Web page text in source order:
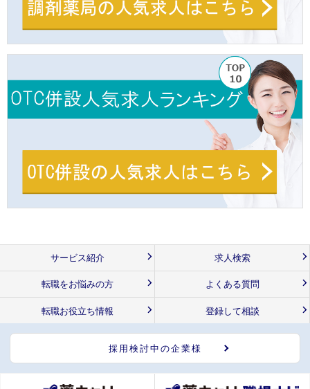
サービス紹介 求人検索
転職をお悩みの方 よくある質問
転職お役立ち情報 登録して相談
採用検討中の企業様